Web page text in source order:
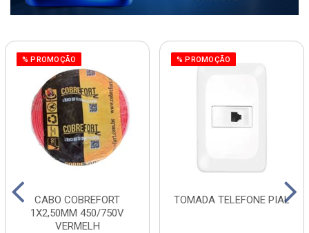
% PROMOÇÃO
CABO COBREFORT
1X2,50MM 450/750V
VERMELH
% PROMOÇÃO
TOMADA TELEFONE PIAL